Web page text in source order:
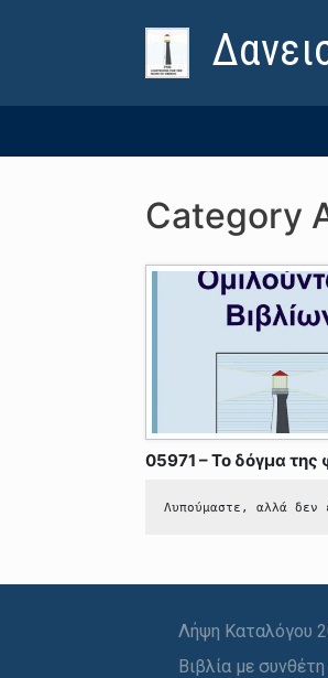
Category
05971 – Το δόγμα της
Λυπούμαστε, αλλά δεν
Λήψη Καταλόγου
Βιβλία με